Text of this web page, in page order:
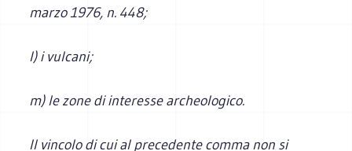
marzo 1976, n. 448;
l) i vulcani;
m) le zone di interesse archeologico.
Il vincolo di cui al precedente comma non si